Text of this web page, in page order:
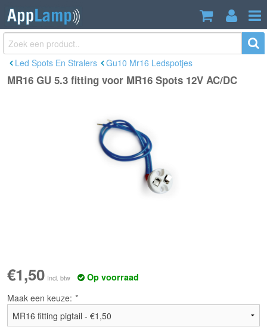
MR16 GU 5.3 fitting voor MR16 Spots
12V AC/DC
€1,50
Led Spots En Stralers Gu10 Mr16 Ledspotjes
MR16 GU 5.3 fitting voor MR16 Spots 12V AC/DC
€1,50 Incl. btw
Op voorraad
Maak een keuze: *